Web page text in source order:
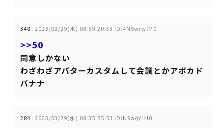
348 : 2023/03/29(水) 08:59:20.33 ID:4N9wrwlM0
>>50
同意しかない
わざわざアバターカスタムして会議とかアボカド
バナナ
284 : 2023/03/29(水) 08:35:55.53 ID:N9aqYlrJ0